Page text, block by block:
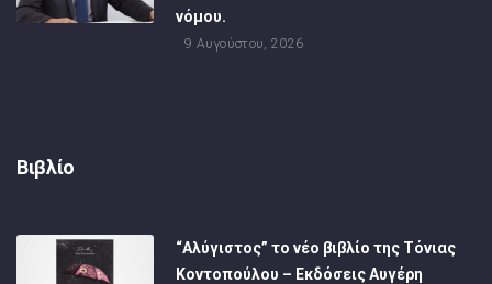
νόμου.
9 Αυγούστου, 2026
Βιβλίο
“Αλύγιστος” το νέο βιβλίο της Τόνιας
Κοντοπούλου – Εκδόσεις Αυγέρη